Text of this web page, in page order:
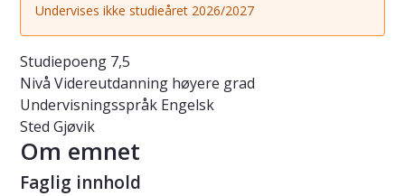
Undervises ikke studieåret 2026/2027
Studiepoeng 7,5
Nivå Videreutdanning høyere grad
Undervisningsspråk Engelsk
Sted Gjøvik
Om emnet
Faglig innhold